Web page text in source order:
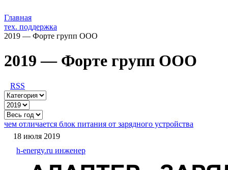
Главная
тех. поддержка
2019 — Форте групп ООО
2019 — Форте групп ООО
RSS
чем отличается блок питания от зарядного устройства
18 июля 2019
h-energy.ru инженер